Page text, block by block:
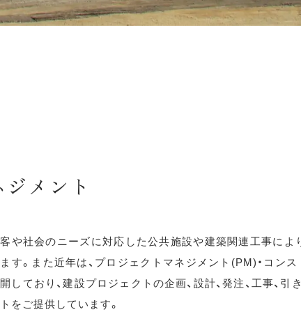
メント
や社会のニーズに対応した公共施設や建築関連工事によ
す。また近年は、プロジェクトマネジメント(PM)・コン
しており、建設プロジェクトの企画、設計、発注、工事、
をご提供しています。